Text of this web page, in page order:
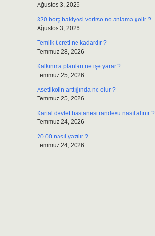
Ağustos 3, 2026
320 borç bakiyesi verirse ne anlama gelir ?
Ağustos 3, 2026
Temlik ücreti ne kadardır ?
Temmuz 28, 2026
Kalkınma planları ne işe yarar ?
Temmuz 25, 2026
Asetilkolin arttığında ne olur ?
Temmuz 25, 2026
Kartal devlet hastanesi randevu nasıl alınır ?
Temmuz 24, 2026
20.00 nasıl yazılır ?
Temmuz 24, 2026